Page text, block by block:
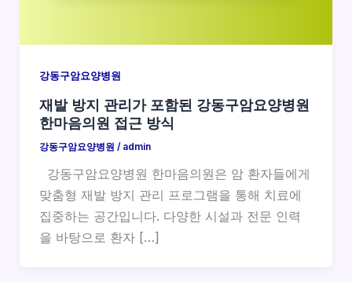
강동구암요양병원
재발 방지 관리가 포함된 강동구암요양병원
한마음의원 접근 방식
강동구암요양병원 / admin
강동구암요양병원 한마음의원은 암 환자들에게
맞춤형 재발 방지 관리 프로그램을 통해 치료에
집중하는 공간입니다. 다양한 시설과 전문 인력
을 바탕으로 환자 […]